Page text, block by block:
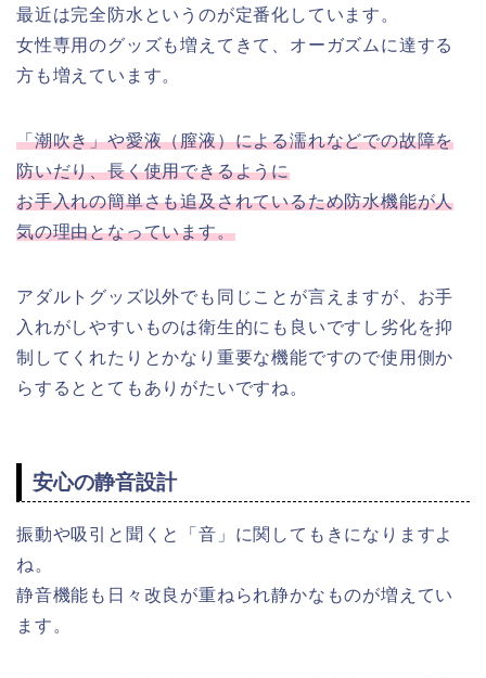
最近は完全防水というのが定番化しています。
女性専用のグッズも増えてきて、オーガズムに達する
方も増えています。
「潮吹き」や愛液（膣液）による濡れなどでの故障を
防いだり、長く使用できるように
お手入れの簡単さも追及されているため防水機能が人
気の理由となっています。
アダルトグッズ以外でも同じことが言えますが、お手
入れがしやすいものは衛生的にも良いですし劣化を抑
制してくれたりとかなり重要な機能ですので使用側か
らするととてもありがたいですね。
安心の静音設計
振動や吸引と聞くと「音」に関してもきになりますよ
ね。
静音機能も日々改良が重ねられ静かなものが増えてい
ます。